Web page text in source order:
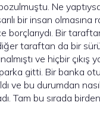
Ne
bir insan olmasına
borçlarıydı. Bir
diğer taraftan da bir
ve hiçbir çıkış
gitti. Bir banka
ve bu durumdan
Tam bu sırada